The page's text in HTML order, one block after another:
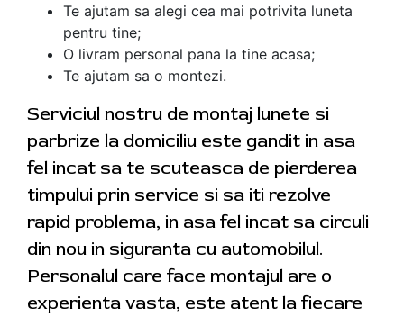
Te ajutam sa alegi cea mai potrivita luneta
pentru tine;
O livram personal pana la tine acasa;
Te ajutam sa o montezi.
Serviciul nostru de montaj lunete si
parbrize la domiciliu este gandit in asa
fel incat sa te scuteasca de pierderea
timpului prin service si sa iti rezolve
rapid problema, in asa fel incat sa circuli
din nou in siguranta cu automobilul.
Personalul care face montajul are o
experienta vasta, este atent la fiecare